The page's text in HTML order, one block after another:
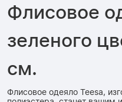
Флисовое
зеленого
см.
Флисовое одеяло Teesa,